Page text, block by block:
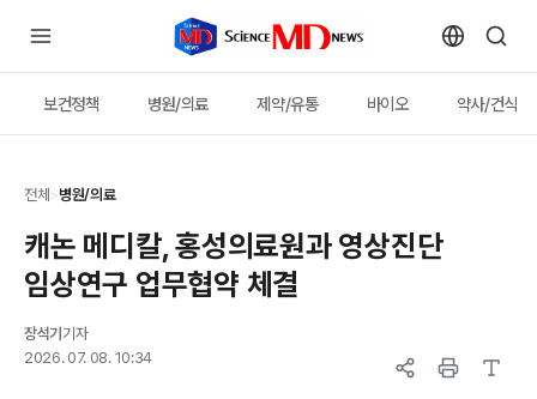
보건정책 병원/의료 제약/유통 바이오 약사/건식
전체 >병원/의료
캐논 메디칼, 홍성의료원과 영상진단
임상연구 업무협약 체결
장석기기자
2026. 07. 08. 10:34